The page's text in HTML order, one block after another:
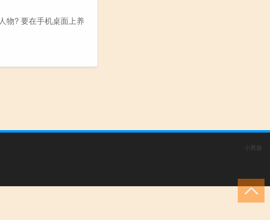
物? 要在手机桌面上养
小男孩